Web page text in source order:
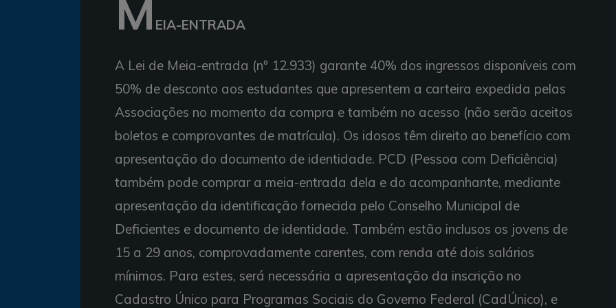
EIA-ENTRADA
A Lei de Meia-entrada (nº 12.933) garante 40% dos ingressos disponíveis com
50% de desconto aos estudantes que apresentem a carteira expedida pelas
Associações no momento da compra e também no acesso (não serão aceitos
boletos e comprovantes de matrícula). Os idosos têm direito ao benefício com
apresentação do documento de identidade. PCD (Pessoa com Deficiência)
também pode comprar a meia-entrada dela e do acompanhante, mediante
apresentação da identificação fornecida pelo Conselho Municipal de
Deficientes e documento de identidade. Também estão inclusos os jovens de
15 a 29 anos, comprovadamente carentes, com renda até dois salários
mínimos. Para estes, será necessária a apresentação da inscrição no
Cadastro Único para Programas Sociais do Governo Federal (CadÚnico), e